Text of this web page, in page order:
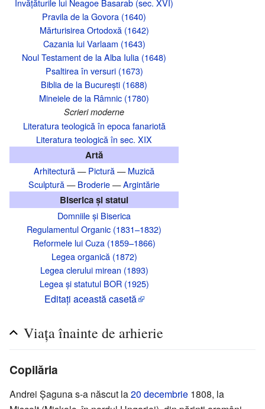
Învățăturile lui Neagoe Basarab (sec. XVI)
Pravila de la Govora (1640)
Mărturisirea Ortodoxă (1642)
Cazania lui Varlaam (1643)
Noul Testament de la Alba Iulia (1648)
Psaltirea în versuri (1673)
Biblia de la București (1688)
Mineiele de la Râmnic (1780)
Scrieri moderne
Literatura teologică în epoca fanariotă
Literatura teologică în sec. XIX
Artă
Arhitectură—Pictură—Muzică
Sculptură—Broderie—Argintărie
Biserica și statul
Domniile și Biserica
Regulamentul Organic (1831–1832)
Reformele lui Cuza (1859–1866)
Legea organică (1872)
Legea clerului mirean (1893)
Legea și statutul BOR (1925)
Editaţi această casetă
Viața înainte de arhierie
Copilăria
Andrei Șaguna s-a născut la20 decembrie 1808, la